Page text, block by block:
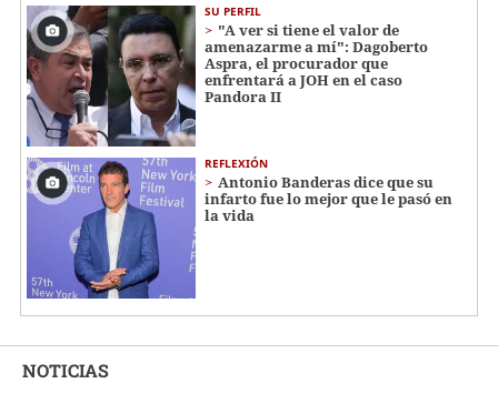
SU PERFIL
"A ver si tiene el valor de
amenazarme a mí": Dagoberto
Aspra, el procurador que
enfrentará a JOH en el caso
Pandora II
REFLEXIÓN
Antonio Banderas dice que su
infarto fue lo mejor que le pasó en
la vida
NOTICIAS